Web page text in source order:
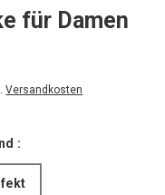
für Damen
Versandkosten
: